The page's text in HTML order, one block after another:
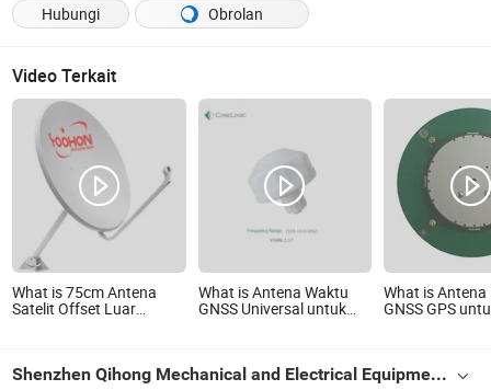
Hubungi
Obrolan
Video Terkait
What is 75cm Antena
Satelit Offset Luar
What is Antena Waktu
GNSS Universal untuk
What is
GNSS GPS
Shenzhen Qihong Mechanical and Electrical Equipment Co., Ltd.